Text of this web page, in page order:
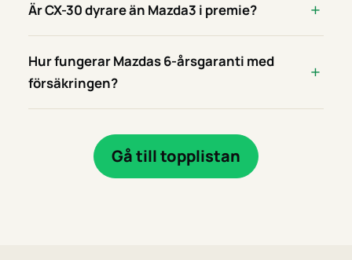
Är CX-30 dyrare än Mazda3 i premie?
Hur fungerar Mazdas 6-årsgaranti med
försäkringen?
Gå till topplistan